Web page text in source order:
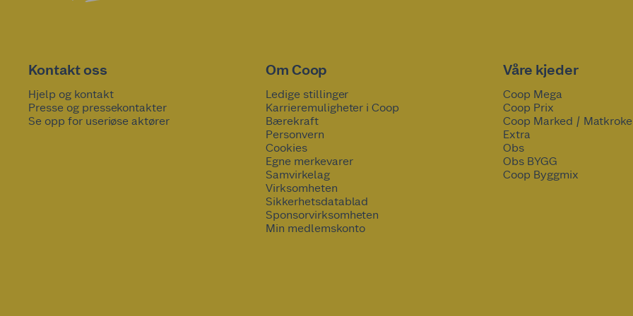
Kontakt oss
Hjelp og kontakt
Presse og pressekontakter
Se opp for useriøse aktører
Om Coop
Ledige stillinger
Karrieremuligheter i Coop
Bærekraft
Personvern
Cookies
Egne merkevarer
Samvirkelag
Virksomheten
Sikkerhetsdatablad
Sponsorvirksomheten
Min medlemskonto
Våre kjeder
Coop Mega
Coop Prix
Coop Marked /
Extra
Obs
Obs BYGG
Coop Byggmix